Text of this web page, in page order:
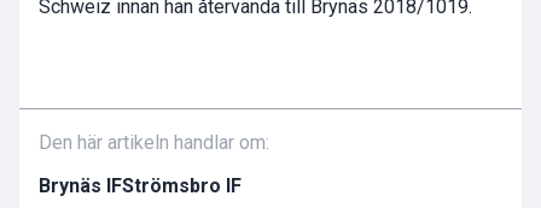
Schweiz innan han återvända till Brynäs 2018/1019.
Den här artikeln handlar om:
Brynäs IFStrömsbro IF